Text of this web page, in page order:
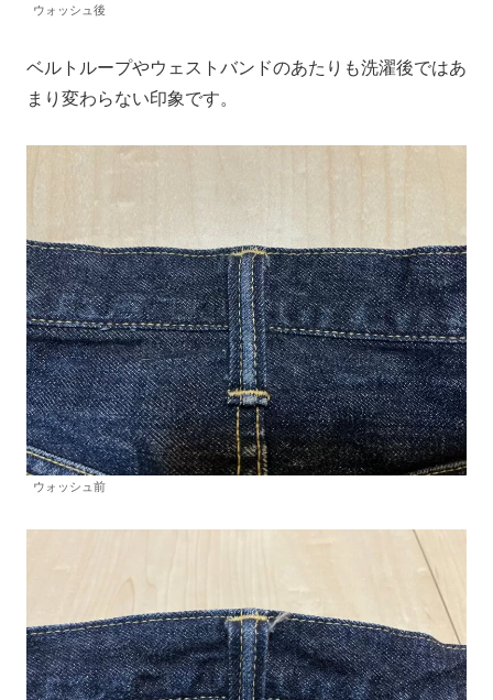
ウォッシュ後
ベルトループやウェストバンドのあたりも洗濯後ではあ
まり変わらない印象です。
ウォッシュ前